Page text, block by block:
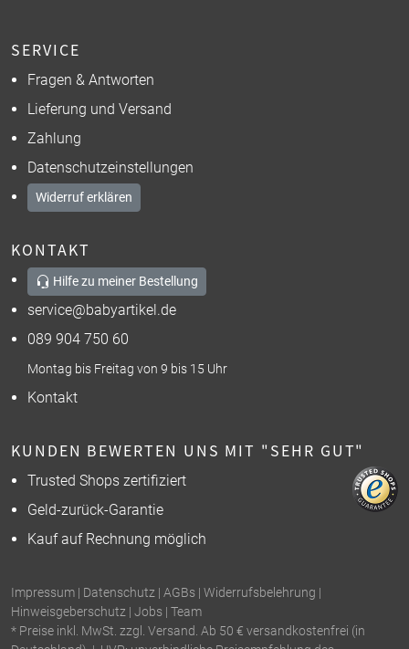
SERVICE
Fragen & Antworten
Lieferung und Versand
Zahlung
Datenschutzeinstellungen
Widerruf erklären
KONTAKT
Hilfe zu meiner Bestellung
service@babyartikel.de
089 904 750 60
Montag bis Freitag von 9 bis 15 Uhr
Kontakt
KUNDEN BEWERTEN UNS MIT "SEHR GUT"
Trusted Shops zertifiziert
Geld-zurück-Garantie
Kauf auf Rechnung möglich
Impressum | Datenschutz | AGBs | Widerrufsbelehrung |
Hinweisgeberschutz | Jobs | Team
* Preise inkl. MwSt. zzgl. Versand. Ab 50 € versandkostenfrei (in